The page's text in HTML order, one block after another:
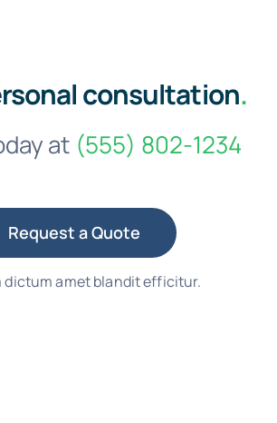
consultation.
at (555) 802-1234
Request a Quote
dictum amet blandit efficitur.